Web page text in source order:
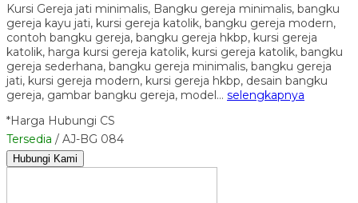
Kursi Gereja jati minimalis, Bangku gereja minimalis, bangku
gereja kayu jati, kursi gereja katolik, bangku gereja modern,
contoh bangku gereja, bangku gereja hkbp, kursi gereja
katolik, harga kursi gereja katolik, kursi gereja katolik, bangku
gereja sederhana, bangku gereja minimalis, bangku gereja
jati, kursi gereja modern, kursi gereja hkbp, desain bangku
gereja, gambar bangku gereja, model… selengkapnya
*Harga Hubungi CS
Tersedia / AJ-BG 084
Hubungi Kami